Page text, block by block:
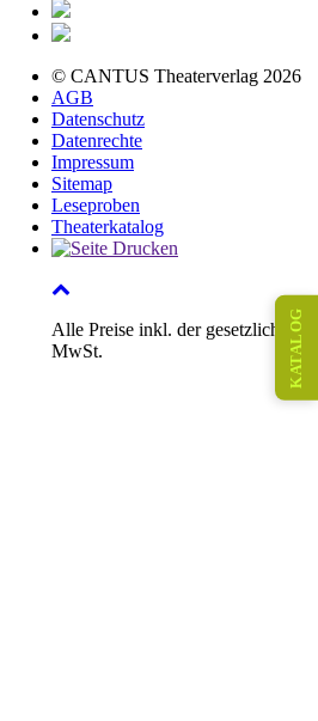
© CANTUS Theaterverlag 2026
AGB
Datenschutz
Datenrechte
Impressum
Sitemap
Leseproben
Theaterkatalog
Alle Preise inkl. der gesetzlichen
MwSt.
KATALOG